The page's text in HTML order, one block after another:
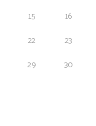
15
16
22
23
29
30